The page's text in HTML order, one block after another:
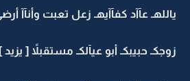
ياللهـ عآآد كفآآيهـ زعل تعبت وأنآآ
زوجكـ حبيبكـ أبو عيآلكـ مستقبلاً [ يزيد